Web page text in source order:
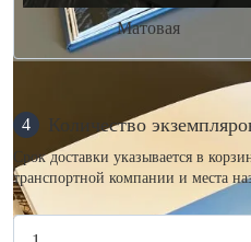
Матовая
4 Количество
Срок доставки указывается в
транспортной компании и места